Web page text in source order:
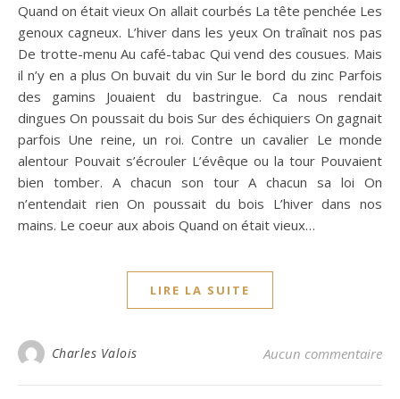
Quand on était vieux On allait courbés La tête penchée Les
genoux cagneux. L’hiver dans les yeux On traînait nos pas
De trotte-menu Au café-tabac Qui vend des cousues. Mais
il n’y en a plus On buvait du vin Sur le bord du zinc Parfois
des gamins Jouaient du bastringue. Ca nous rendait
dingues On poussait du bois Sur des échiquiers On gagnait
parfois Une reine, un roi. Contre un cavalier Le monde
alentour Pouvait s’écrouler L’évêque ou la tour Pouvaient
bien tomber. A chacun son tour A chacun sa loi On
n’entendait rien On poussait du bois L’hiver dans nos
mains. Le coeur aux abois Quand on était vieux…
LIRE LA SUITE
Charles Valois Aucun commentaire